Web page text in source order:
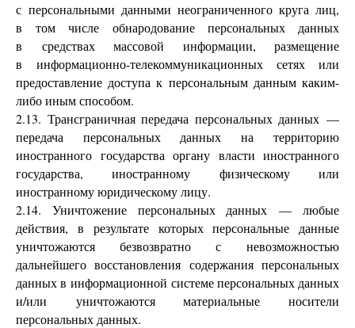
с персональными данными неограниченного круга лиц,
в том числе обнародование персональных данных
в средствах массовой информации, размещение
в информационно-телекоммуникационных сетях или
предоставление доступа к персональным данным каким-
либо иным способом.
2.13. Трансграничная передача персональных данных —
передача персональных данных на территорию
иностранного государства органу власти иностранного
государства, иностранному физическому или
иностранному юридическому лицу.
2.14. Уничтожение персональных данных — любые
действия, в результате которых персональные данные
уничтожаются безвозвратно с невозможностью
дальнейшего восстановления содержания персональных
данных в информационной системе персональных данных
и/или уничтожаются материальные носители
персональных данных.